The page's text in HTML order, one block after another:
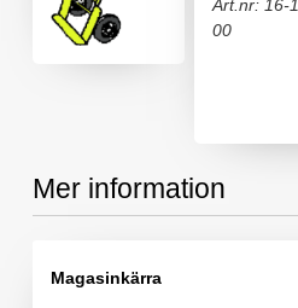
Art.nr: 16-
00
Mer information
Magasinkärra